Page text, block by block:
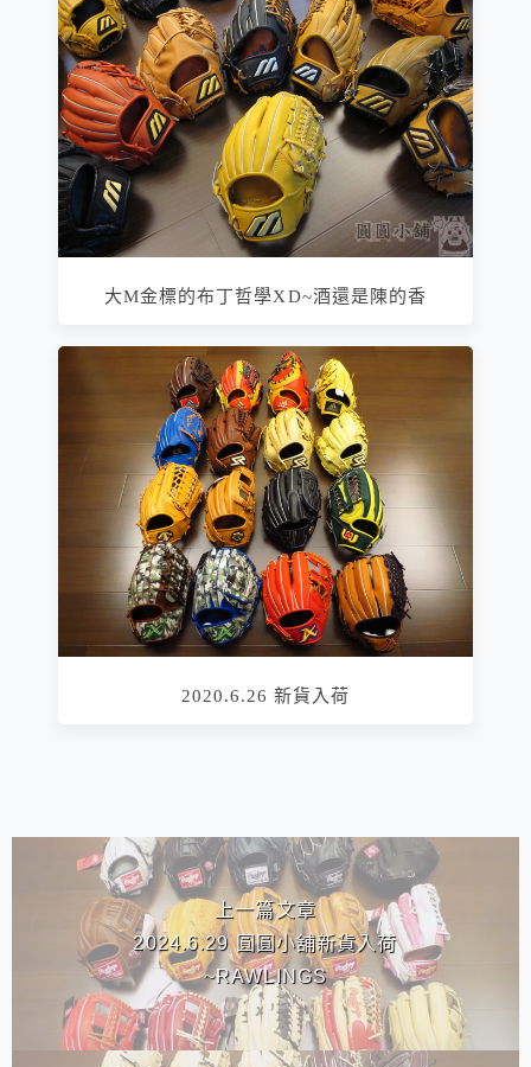
大M金標的布丁哲學XD~酒還是陳的香
2020.6.26 新貨入荷
相連文章
上一篇文章
2024.6.29 圓圓小舖新貨入荷
~RAWLINGS